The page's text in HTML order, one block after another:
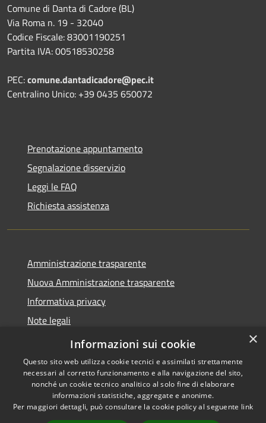
Comune di Danta di Cadore (BL)
Via Roma n. 19 - 32040
Codice Fiscale: 83001190251
Partita IVA: 00518530258
PEC:comune.dantadicadore@pec.it
Centralino Unico: +39 0435 650072
Prenotazione appuntamento
Segnalazione disservizio
Leggi le FAQ
Richiesta assistenza
Amministrazione trasparente
Nuova Amministrazione trasparente
Informativa privacy
Note legali
Dichiarazione di accessibilità
Accessibilità
Copyright © 2026 • Comune di
Danta di Cadore • Powered by
×
Informazioni sui cookie
Questo sito web utilizza cookie tecnici e assimilati strettamente
necessari al corretto funzionamento e alla navigazione del sito,
nonché un cookie tecnico analitico al solo fine di elaborare
informazioni statistiche, aggregate e anonime.
Per maggiori dettagli, può consultare la cookie policy al seguente link